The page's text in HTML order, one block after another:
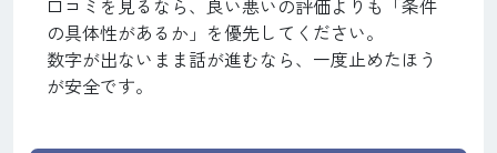
の具体性があるか」を優先してください。
数字が出ないまま話が進むなら、一度止めたほう
が安全です。